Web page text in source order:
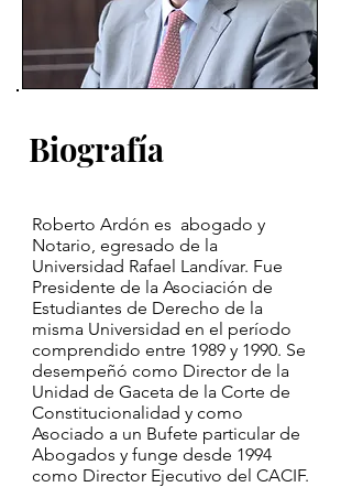
Biografía
Roberto Ardón es abogado y
Notario, egresado de la
Universidad Rafael Landívar. Fue
Presidente de la Asociación de
Estudiantes de Derecho de la
misma Universidad en el período
comprendido entre 1989 y 1990. Se
desempeñó como Director de la
Unidad de Gaceta de la Corte de
Constitucionalidad y como
Asociado a un Bufete particular de
Abogados y funge desde 1994
como Director Ejecutivo del CACIF.